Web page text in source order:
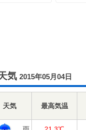
気 2015年05月04日
天気 最高気温